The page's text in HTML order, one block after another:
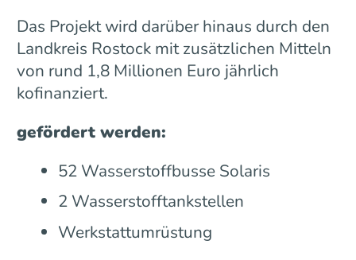
Das Projekt wird darüber hinaus durch den
Landkreis Rostock mit zusätzlichen Mitteln
von rund 1,8 Millionen Euro jährlich
kofinanziert.
gefördert werden:
52 Wasserstoffbusse Solaris
2 Wasserstofftankstellen
Werkstattumrüstung